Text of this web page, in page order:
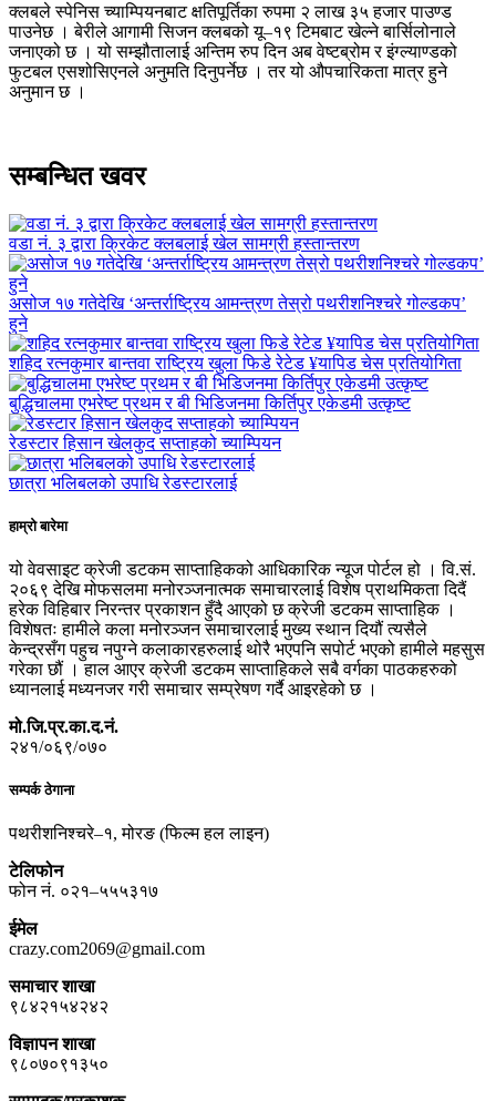
क्लबले स्पेनिस च्याम्पियनबाट क्षतिपूर्तिका रुपमा २ लाख ३५ हजार पाउण्ड
पाउनेछ । बेरीले आगामी सिजन क्लबको यू–१९ टिमबाट खेल्ने बार्सिलोनाले
जनाएको छ । यो सम्झौतालाई अन्तिम रुप दिन अब वेष्टब्रोम र इंग्ल्याण्डको
फुटबल एसशोसिएनले अनुमति दिनुपर्नेछ । तर यो औपचारिकता मात्र हुने
अनुमान छ ।
सम्बन्धित खवर
वडा नं. ३ द्वारा क्रिकेट क्लबलाई खेल सामग्री हस्तान्तरण
असोज १७ गतेदेखि ‘अन्तर्राष्ट्रिय आमन्त्रण तेस्रो पथरीशनिश्चरे गोल्डकप’
हुने
शहिद रत्नकुमार बान्तवा राष्ट्रिय खुला फिडे रेटेड ¥यापिड चेस प्रतियोगिता
बुद्धिचालमा एभरेष्ट प्रथम र बी भिडिजनमा किर्तिपुर एकेडमी उत्कृष्ट
रेडस्टार हिसान खेलकुद सप्ताहको च्याम्पियन
छात्रा भलिबलको उपाधि रेडस्टारलाई
हाम्रो बारेमा
यो वेवसाइट क्रेजी डटकम साप्ताहिकको आधिकारिक न्यूज पोर्टल हो । वि.सं.
२०६९ देखि मोफसलमा मनोरञ्जनात्मक समाचारलाई विशेष प्राथमिकता दिदैं
हरेक विहिबार निरन्तर प्रकाशन हुँदै आएको छ क्रेजी डटकम साप्ताहिक ।
विशेषतः हामीले कला मनोरञ्जन समाचारलाई मुख्य स्थान दियौं त्यसैले
केन्द्रसँग पहुच नपुग्ने कलाकारहरुलाई थोरै भएपनि सपोर्ट भएको हामीले महसुस
गरेका छौं । हाल आएर क्रेजी डटकम साप्ताहिकले सबै वर्गका पाठकहरुको
ध्यानलाई मध्यनजर गरी समाचार सम्प्रेषण गर्दै आइरहेको छ ।
मो.जि.प्र.का.द.नं.
२४१/०६९/०७०
सम्पर्क ठेगाना
पथरीशनिश्चरे–१, मोरङ (फिल्म हल लाइन)
टेलिफोन
फोन नं. ०२१–५५५३१७
ईमेल
crazy.com2069@gmail.com
समाचार शाखा
९८४२१५४२४२
विज्ञापन शाखा
९८०७०९१३५०